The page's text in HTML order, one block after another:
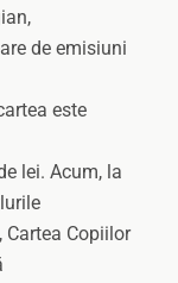
de emisiuni
este
lei. Acum, la
Copiilor